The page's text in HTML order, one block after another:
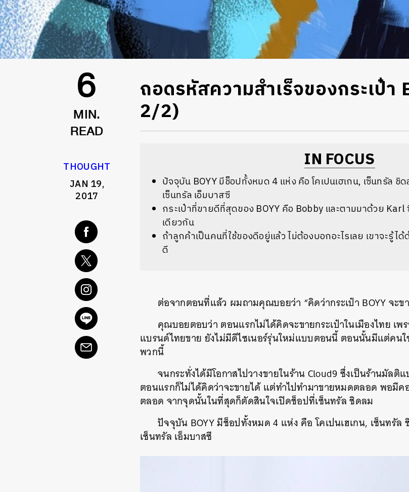
6
MIN.
READ
THOUGHT
JAN 19,
2017
ถอดรหัสความสำเร็จของกระเป๋า
2/2)
IN FOCUS
ปัจจุบัน BOYY มีช็อปทั้งหมด 4 แห่ง คือ โคเปนเฮเกน, เซ็นทรัล ชิ
เซ็นทรัล เอ็มบาสซี
กระเป๋าที่ขายดีที่สุดของ BOYY คือ Bobby และตามมาด้วย
เดียวกัน
ถ้าลูกค้าเป็นคนที่ใช้ของดีอยู่แล้ว ไม่ต้องบอกอะไรเลย เขาจะรู้ไ
ดี
ต่อจากตอนที่แล้ว ผมถามคุณบอยว่า “คิดว่ากระเป๋า BOYY จะข
คุณบอยตอบว่า ตอนแรกไม่ได้คิดจะขายกระเป๋าในเมืองไทย เพ
แบรนด์ไทยขาย ยังไม่มีดีไซเนอร์รุ่นใหม่แบบตอนนี้ ตอนนั้นมีแต่คนใช้
พวกนี้
จนกระทั่งได้มีโอกาสไปวางขายในร้าน Cloud9 ซึ่งเป็นร้านมัลติ
ตอนแรกก็ไม่ได้คิดว่าจะขายได้ แต่ทำไปทำมาขายหมดตลอด พอมีค
ตลอด จากจุดนั้นในที่สุดก็ตัดสินใจเปิดช็อปที่เซ็นทรัล ชิดลม
ปัจจุบัน BOYY มีช็อปทั้งหมด 4 แห่ง คือ โคเปนเฮเกน, เซ็นทรัล
เซ็นทรัล เอ็มบาสซี